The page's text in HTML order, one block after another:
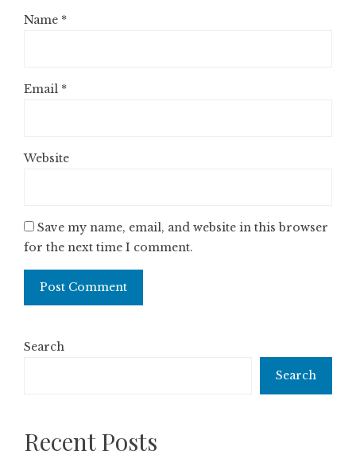
Name *
Email *
Website
Save my name, email, and website in this browser
for the next time I comment.
Search
Search
Recent Posts